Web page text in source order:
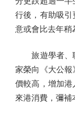
行後，有助吸
意或會比去年稍
旅遊學者、職
家榮向《大公
價較高，增加
來港消費，彌補